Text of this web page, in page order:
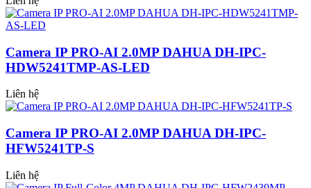
Camera IP PRO-AI 2.0MP DAHUA DH-IPC-
HDW5241TMP-AS-LED
Liên hệ
Camera IP PRO-AI 2.0MP DAHUA DH-IPC-
HFW5241TP-S
Liên hệ